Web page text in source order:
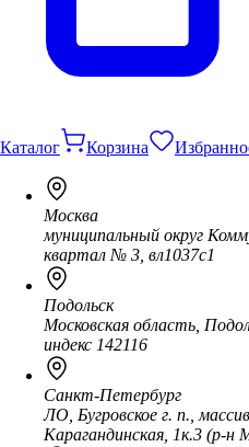
Каталог Корзина
Москва
муниципальный округ
квартал № 3, вл1037с1
Подольск
Московская область,
индекс 142116
Санкт-Петербург
ЛО, Бугровское г. п.,
Карагандинская, 1к.3 (р-